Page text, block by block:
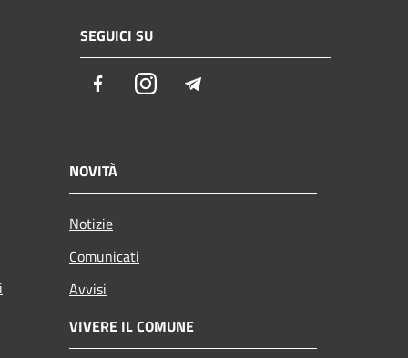
SEGUICI SU
FacebookInstagram
NOVITÀ
Notizie
Comunicati
Avvisi
VIVERE IL COMUNE